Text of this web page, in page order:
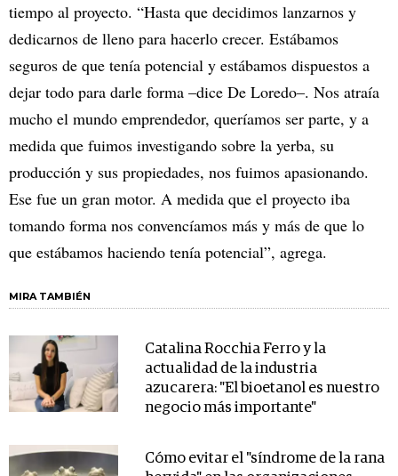
tiempo al proyecto. “Hasta que decidimos lanzarnos y
dedicarnos de lleno para hacerlo crecer. Estábamos
seguros de que tenía potencial y estábamos dispuestos a
dejar todo para darle forma –dice De Loredo–. Nos atraía
mucho el mundo emprendedor, queríamos ser parte, y a
medida que fuimos investigando sobre la yerba, su
producción y sus propiedades, nos fuimos apasionando.
Ese fue un gran motor. A medida que el proyecto iba
tomando forma nos convencíamos más y más de que lo
que estábamos haciendo tenía potencial”, agrega.
MIRA TAMBIÉN
Catalina Rocchia Ferro y la
actualidad de la industria
azucarera: "El bioetanol es nuestro
negocio más importante"
Cómo evitar el "síndrome de la rana